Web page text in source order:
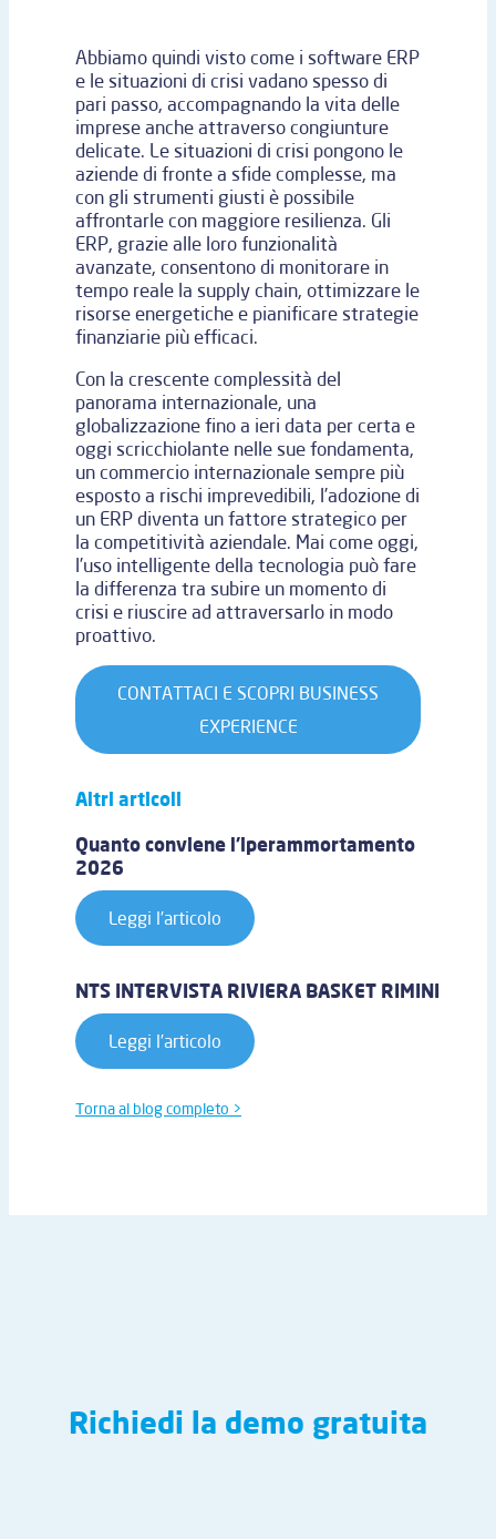
Abbiamo quindi visto come i software ERP
e le situazioni di crisi vadano spesso di
pari passo, accompagnando la vita delle
imprese anche attraverso congiunture
delicate. Le situazioni di crisi pongono le
aziende di fronte a sfide complesse, ma
con gli strumenti giusti è possibile
affrontarle con maggiore resilienza. Gli
ERP, grazie alle loro funzionalità
avanzate, consentono di monitorare in
tempo reale la supply chain, ottimizzare le
risorse energetiche e pianificare strategie
finanziarie più efficaci.
Con la crescente complessità del
panorama internazionale, una
globalizzazione fino a ieri data per certa e
oggi scricchiolante nelle sue fondamenta,
un commercio internazionale sempre più
esposto a rischi imprevedibili, l’adozione di
un ERP diventa un fattore strategico per
la competitività aziendale. Mai come oggi,
l’uso intelligente della tecnologia può fare
la differenza tra subire un momento di
crisi e riuscire ad attraversarlo in modo
proattivo.
CONTATTACI E SCOPRI BUSINESS
EXPERIENCE
Altri articoli
Quanto conviene l’iperammortamento
2026
Leggi l’articolo
NTS INTERVISTA RIVIERA BASKET RIMINI
Leggi l’articolo
Torna al blog completo >
Richiedi la demo gratuita